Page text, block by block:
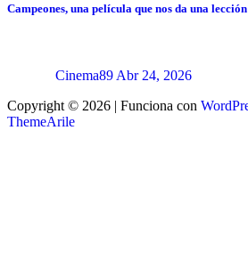
Campeones, una película que nos da una
Cinema89 Abr 24, 2026
Copyright © 2026 | Funciona con
ThemeArile